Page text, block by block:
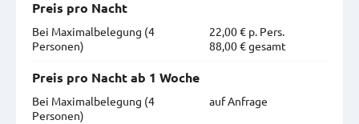
Preis pro Nacht
Bei Maximal­belegung (4
Personen)
22,00 € p. Pers.
88,00 € gesamt
Preis pro Nacht ab 1 Woche
Bei Maximal­belegung (4
Personen)
auf Anfrage